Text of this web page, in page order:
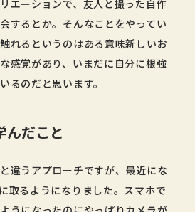
エーションで、友人と撮った自作
するとか。そんなことをやってい
れるというのはある意味新しいお
感覚があり、いまだに自分に根強
るのだと思います。
んだこと
違うアプローチですが、最近にな
取るようになりました。スマホで